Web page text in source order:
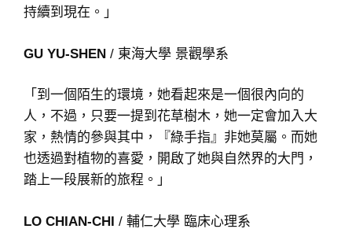
持續到現在。」
GU YU-SHEN / 東海大學 景觀學系
「到一個陌生的環境，她看起來是一個很內向的
人，不過，只要一提到花草樹木，她一定會加入大
家，熱情的參與其中，『綠手指』非她莫屬。而她
也透過對植物的喜愛，開啟了她與自然界的大門，
踏上一段展新的旅程。」
LO CHIAN-CHI / 輔仁大學 臨床心理系